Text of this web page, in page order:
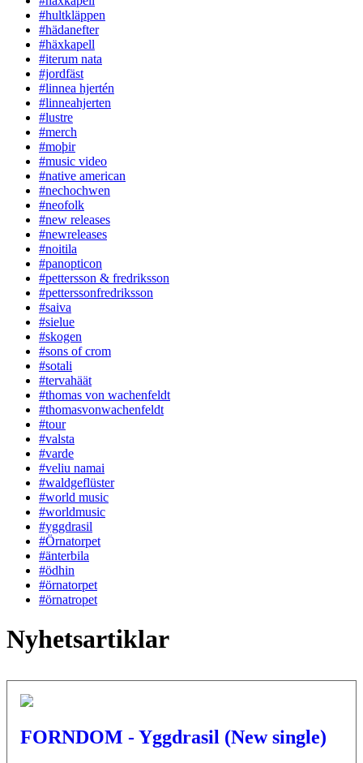
#hultkläppen
#hädanefter
#häxkapell
#iterum nata
#jordfäst
#linnea hjertén
#linneahjerten
#lustre
#merch
#moþir
#music video
#native american
#nechochwen
#neofolk
#new releases
#newreleases
#noitila
#panopticon
#pettersson & fredriksson
#petterssonfredriksson
#saiva
#sielue
#skogen
#sons of crom
#sotali
#tervahäät
#thomas von wachenfeldt
#thomasvonwachenfeldt
#tour
#valsta
#varde
#veliu namai
#waldgeflüster
#world music
#worldmusic
#yggdrasil
#Örnatorpet
#änterbila
#ödhin
#örnatorpet
#örnatropet
Nyhetsartiklar
FORNDOM - Yggdrasil (New single)